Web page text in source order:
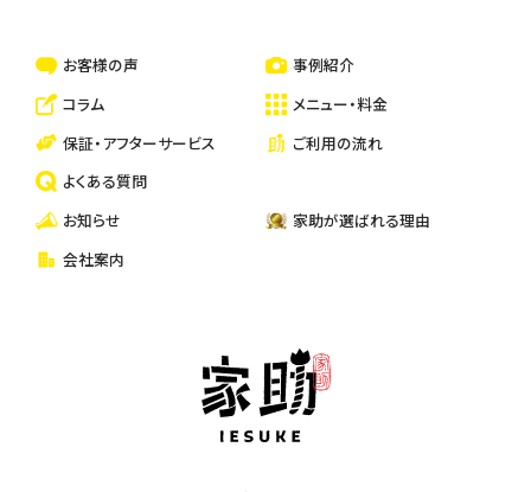
一戸建て・マンション・アパートの清掃
お客様の声
事例紹介
コラム
メニュー・料金
保証・アフターサービス
ご利用の流れ
よくある質問
お知らせ
家助が選ばれる理由
会社案内